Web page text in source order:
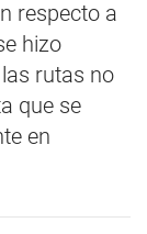
respecto a
hizo
rutas no
que se
en